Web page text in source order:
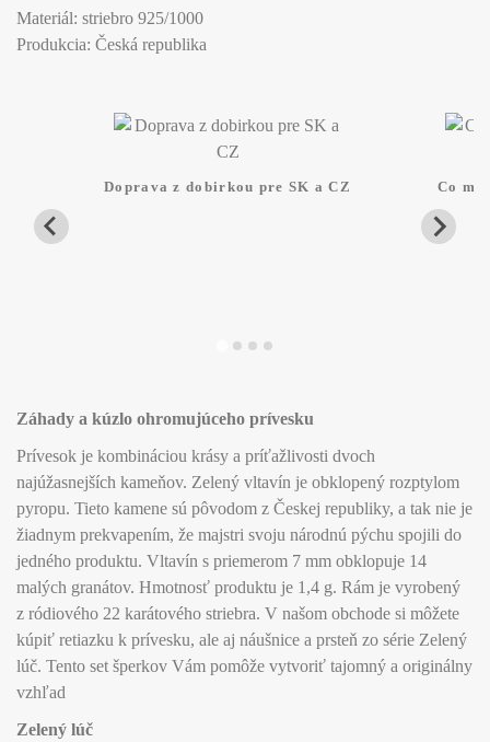
Materiál: striebro 925/1000
Produkcia: Česká republika
Doprava z dobirkou pre SK a CZ Co
Záhady a kúzlo ohromujúceho prívesku
Prívesok je kombináciou krásy a príťažlivosti dvoch
najúžasnejších kameňov. Zelený vltavín je obklopený rozptylom
pyropu. Tieto kamene sú pôvodom z Českej republiky, a tak nie je
žiadnym prekvapením, že majstri svoju národnú pýchu spojili do
jedného produktu. Vltavín s priemerom 7 mm obklopuje 14
malých granátov. Hmotnosť produktu je 1,4 g. Rám je vyrobený
z ródiového 22 karátového striebra. V našom obchode si môžete
kúpiť retiazku k prívesku, ale aj náušnice a prsteň zo série Zelený
lúč. Tento set šperkov Vám pomôže vytvoriť tajomný a originálny
vzhľad
Zelený lúč